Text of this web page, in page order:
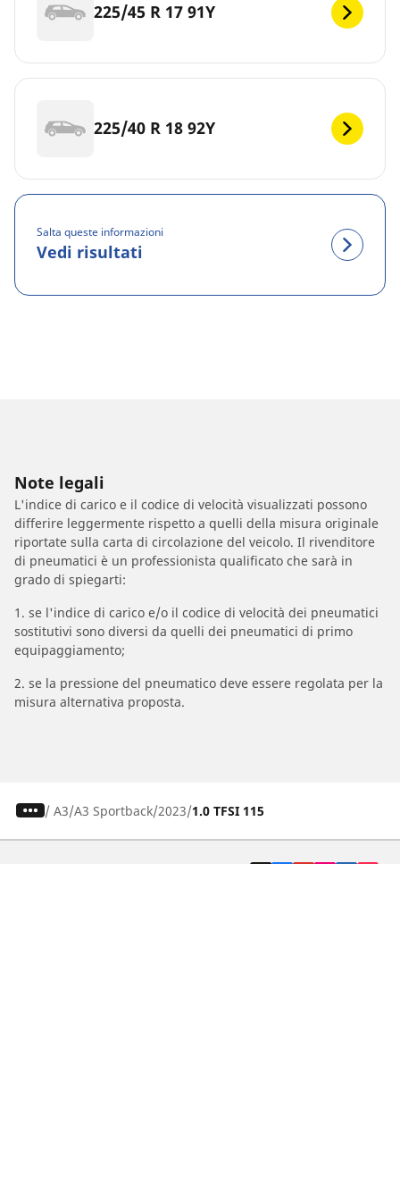
225/45 R 17 91Y
225/40 R 18 92Y
Salta queste informazioni
Vedi risultati
Note legali
L'indice di carico e il codice di velocità visualizzati possono
differire leggermente rispetto a quelli della misura originale
riportate sulla carta di circolazione del veicolo. Il rivenditore
di pneumatici è un professionista qualificato che sarà in
grado di spiegarti:
1. se l'indice di carico e/o il codice di velocità dei pneumatici
sostitutivi sono diversi da quelli dei pneumatici di primo
equipaggiamento;
2. se la pressione del pneumatico deve essere regolata per la
misura alternativa proposta.
/ A3 A3 Sportback 2023 1.0 TFSI 115